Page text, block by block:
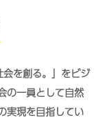
を創る。」をビジ
の一員として自然
実現を目指してい